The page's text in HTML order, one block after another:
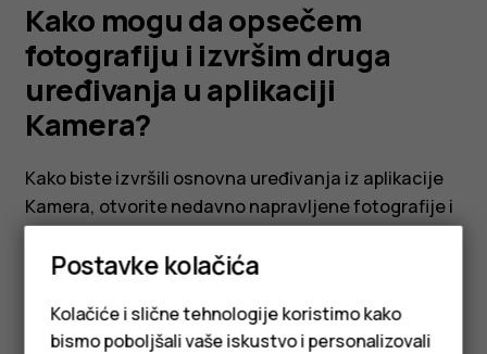
druga
uređivanja
u
aplikaciji
Kamera?
Kako mogu da opsečem
fotografiju i izvršim druga
uređivanja u aplikaciji
Kamera?
Kako biste izvršili osnovna uređivanja iz aplikacije
Kamera, otvorite nedavno napravljene fotografije i
dodirnite dugme za uređivanje.
Postavke kolačića
Kolačiće i slične tehnologije koristimo kako
bismo poboljšali vaše iskustvo i personalizovali